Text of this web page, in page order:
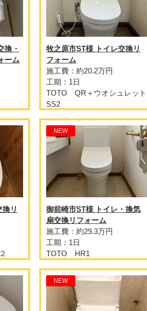
換・
ーム
牧之原市ST様 トイレ交換リ
フォーム
施工費：約20.2万円
工期：1日
TOTO QR＋ウオシュレット
SS2
リ
NEW
御前崎市ST様 トイレ・換気
扇交換リフォーム
施工費：約29.3万円
工期：1日
TOTO HR1
NEW